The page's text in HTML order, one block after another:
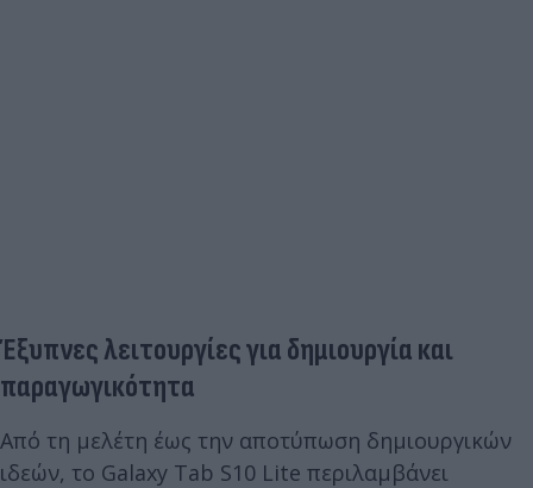
Έξυπνες λειτουργίες για δημιουργία και
παραγωγικότητα
Από τη μελέτη έως την αποτύπωση δημιουργικών
ιδεών, το Galaxy Tab S10 Lite περιλαμβάνει